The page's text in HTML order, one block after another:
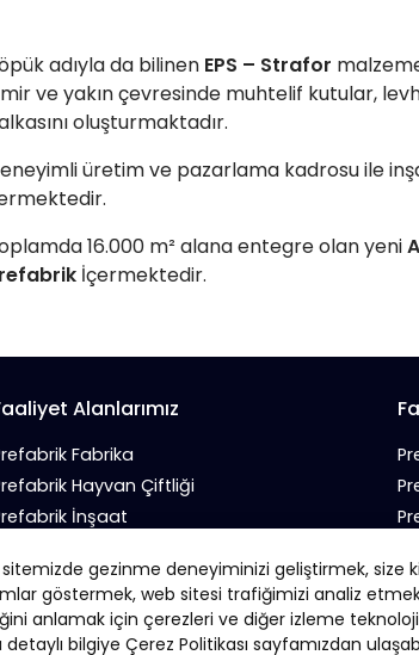
gezinme deneyiminizi geliştirmek, size
göstermek, web sitesi trafiğimizi analiz
anlamak için çerezleri ve diğer izleme
bilgiye Çerez Politikası sayfamızdan
adıyla da bilinen EPS – Strafor
ve yakın çevresinde muhtelif kutular,
oluşturmaktadır.
üretim ve pazarlama kadrosu ile
16.000 m² alana entegre olan yeni
İçermektedir.
Alanlarımız
Fabrika
Hayvan Çiftliği
İnşaat
Sanayi Sitesi